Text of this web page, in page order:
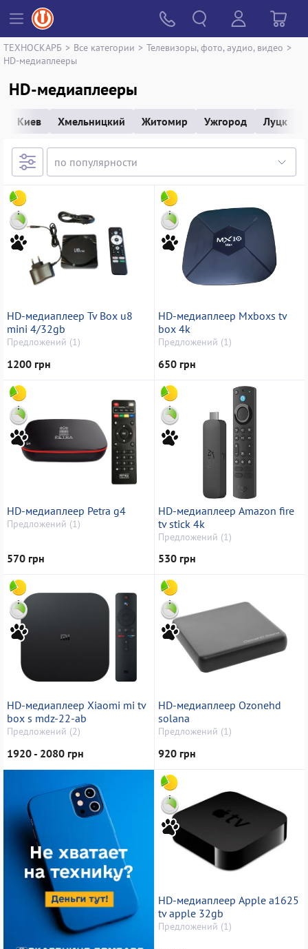
ТЕХНОСКАРБ > Все категории > Телевизоры, фото, аудио, видео >
HD-медиаплееры
HD-медиаплееры
Киев Хмельницкий Житомир Ужгород Луцк
HD-медиаплеер Tv Box u8
mini 4/32gb
Предложений (1)
1200 грн
HD-медиаплеер Mxboxs tv
box 4k
Предложений (1)
650 грн
HD-медиаплеер Petra g4
Предложений (1)
570 грн
HD-медиаплеер Amazon fire
tv stick 4k
Предложений (1)
530 грн
HD-медиаплеер Xiaomi mi tv
box s mdz-22-ab
Предложений (2)
1920 - 2080 грн
HD-медиаплеер Ozonehd
solana
Предложений (1)
920 грн
HD-медиаплеер Apple a1625
tv apple 32gb
Предложений (1)